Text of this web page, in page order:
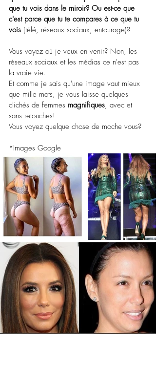
que tu vois dans le miroir? Ou est-ce que
c'est parce que tu te compares à ce que tu
vois (télé, réseaux sociaux, entourage)?
Vous voyez où je veux en venir? Non, les
réseaux sociaux et les médias ce n'est pas
la vraie vie.
Et comme je sais qu'une image vaut mieux
que mille mots, je vous laisse quelques
clichés de femmes magnifiques, avec et
sans retouches!
Vous voyez quelque chose de moche vous?
*Images Google